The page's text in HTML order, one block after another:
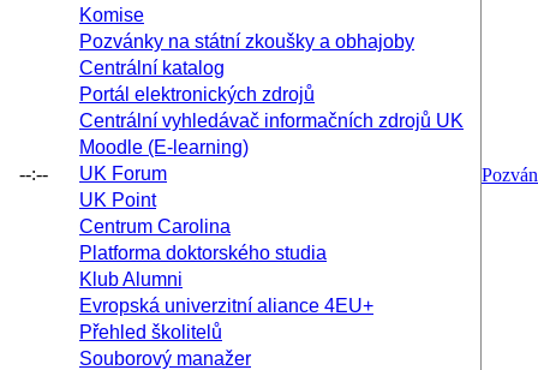
--:--
Komise
Pozvánky na státní zkoušky a obhajoby
Centrální katalog
Portál elektronických zdrojů
Centrální vyhledávač informačních zdrojů UK
Moodle (E-learning)
UK Forum
UK Point
Centrum Carolina
Platforma doktorského studia
Klub Alumni
Evropská univerzitní aliance 4EU+
Přehled školitelů
Souborový manažer